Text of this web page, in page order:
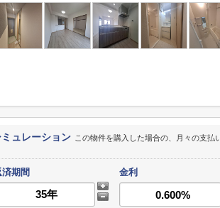
ュレーション この物件を購入した場合の、月々の支払
済期間 金利